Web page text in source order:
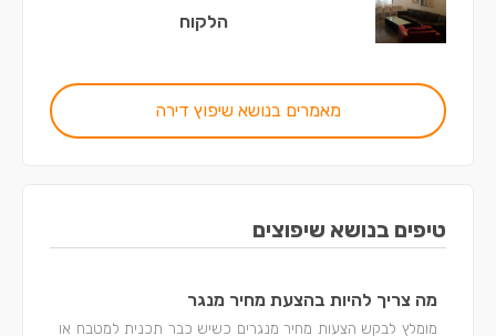
הלקוח
מאמרים בנושא שיפוץ דירה
טיפים בנושא שיפוצים
מה צריך להיות בהצעת מחיר מנגר
מומלץ לבקש הצעות מחיר מנגרים כשיש כבר תכנית למטבח או